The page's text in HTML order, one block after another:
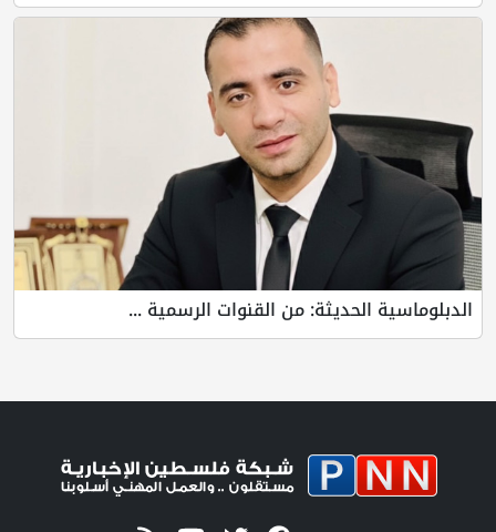
الدبلوماسية الحديثة: من القنوات الرسمية ...